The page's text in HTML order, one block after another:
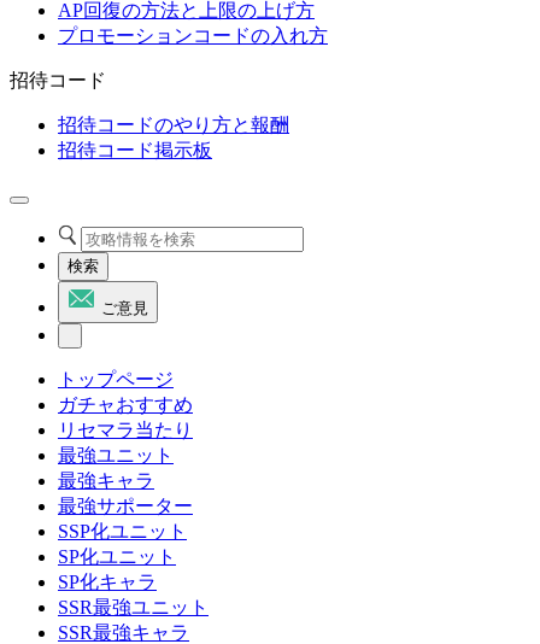
AP回復の方法と上限の上げ方
プロモーションコードの入れ方
招待コード
招待コードのやり方と報酬
招待コード掲示板
検索
ご意見
トップページ
ガチャおすすめ
リセマラ当たり
最強ユニット
最強キャラ
最強サポーター
SSP化ユニット
SP化ユニット
SP化キャラ
SSR最強ユニット
SSR最強キャラ